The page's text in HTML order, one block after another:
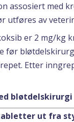
assosiert med
utføres av
er 2 mg/kg
før
Etter
bløtdelskirurgi
ut fra